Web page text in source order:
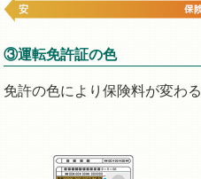
③運転免許証の色
免許の色により保険料が変わ